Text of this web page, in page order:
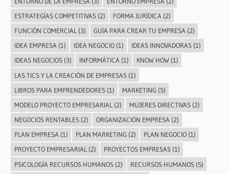
ESTRATEGÍAS COMPETITIVAS(2) FORMA JURÍDICA (2)
FUNCIÓN COMERCIAL (3) GUÍA PARA CREAR TU EMPRESA (2)
IDEA EMPRESA (1) IDEA NEGOCIO(1) IDEAS INNOVADORAS(1)
IDEAS NEGOCIOS(3) INFORMÁTICA(1) KNOW HOW(1)
LAS TICS Y LA CREACIÓN DE EMPRESAS(1)
LIBROS PARA EMPRENDEDORES(1) MARKETING(5)
MODELO PROYECTO EMPRESARIAL (2) MUJERES DIRECTIVAS(2)
NEGOCIOS RENTABLES(2) ORGANIZACIÓN EMPRESA (2)
PLAN EMPRESA(1) PLAN MARKETING(2) PLAN NEGOCIO(1)
PROYECTO EMPRESARIAL(2) PROYECTOS EMPRESAS(1)
PSICOLOGÍA RECURSOS HUMANOS(2) RECURSOS HUMANOS(5)